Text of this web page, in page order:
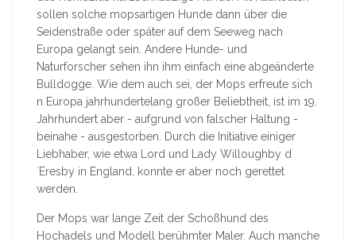
sollen solche mopsartigen Hunde dann über die
Seidenstraße oder später auf dem Seeweg nach
Europa gelangt sein. Andere Hunde- und
Naturforscher sehen ihn ihm einfach eine abgeänderte
Bulldogge. Wie dem auch sei, der Mops erfreute sich
n Europa jahrhundertelang großer Beliebtheit, ist im 19.
Jahrhundert aber - aufgrund von falscher Haltung -
beinahe - ausgestorben. Durch die Initiative einiger
Liebhaber, wie etwa Lord und Lady Willoughby d
´Eresby in England, konnte er aber noch gerettet
werden.
Der Mops war lange Zeit der Schoßhund des
Hochadels und Modell berühmter Maler. Auch manche